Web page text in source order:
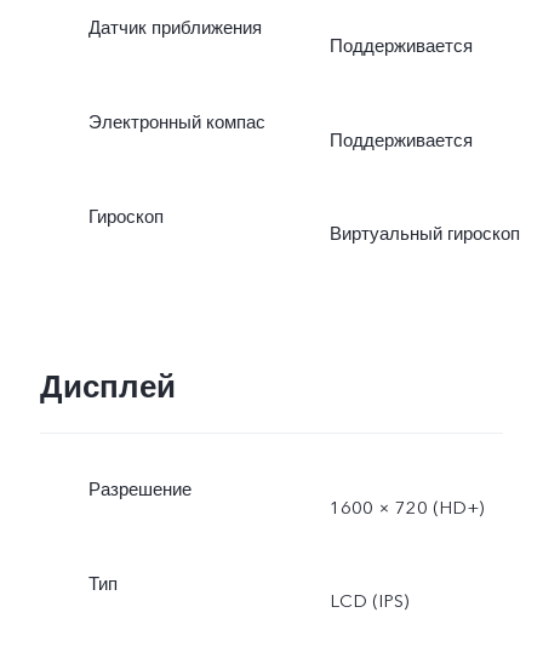
Датчик приближения
Поддерживается
Электронный компас
Поддерживается
Гироскоп
Виртуальный гироскоп
Дисплей
Разрешение
1600 × 720 (HD+)
Тип
LCD (IPS)